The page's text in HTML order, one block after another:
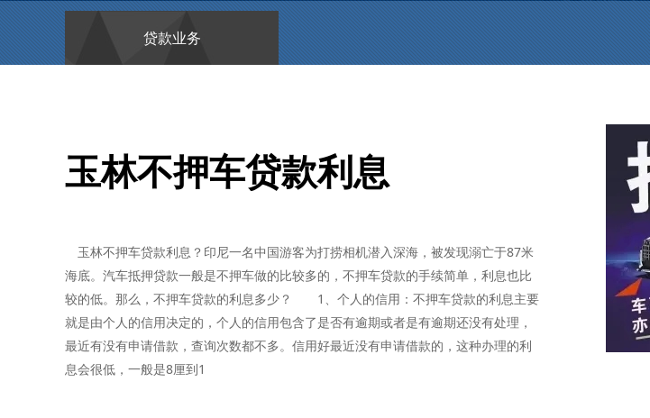
贷款业务
玉林不押车贷款利息
玉林不押车贷款利息？印尼一名中国游客为打捞相机潜入深海，被发现溺亡于87米
海底。汽车抵押贷款一般是不押车做的比较多的，不押车贷款的手续简单，利息也比
较的低。那么，不押车贷款的利息多少？ 1、个人的信用：不押车贷款的利息主要
就是由个人的信用决定的，个人的信用包含了是否有逾期或者是有逾期还没有处理，
最近有没有申请借款，查询次数都不多。信用好最近没有申请借款的，这种办理的利
息会很低，一般是8厘到1